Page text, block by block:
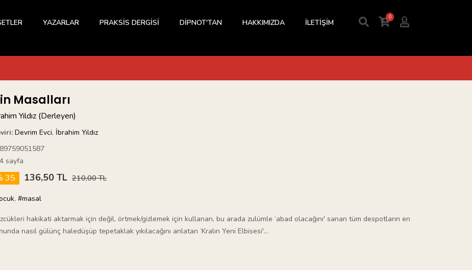
YAZARLAR PRAKSİS DERGİSİ DİPNOT'TAN HAKKIMIZDA İLETİŞİM
0
Masalları
Yıldız (Derleyen)
Devrim Evci, İbrahim Yıldız
sayfa
35 136,50 TL 210,00 TL
, #masal
hakikati aktarmak için değil, örtmek/gizlemek için kullanan, bu arada zulümle ‘abad olacağını' sanan tüm despotların en
nasıl gülünç haledüşüp tepetaklak yıkılacağını anlatan ‘Kralın Yeni Elbisesi'...